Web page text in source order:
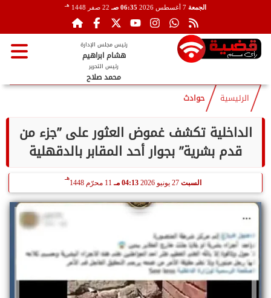
الجمعة 06:35 صـ 22 صفر 1448 هـ
رئيس مجلس الإدارة
هشام ابراهيم
رئيس التحرير
محمد صلاح
الرئيسية حوادث
الداخلية تكشف غموض العثور على ”جزء من
قدم بشرية” بجوار أحد المقابر بالدقهلية
السبت 04:13 مـ 11 محرّم 1448
هـ